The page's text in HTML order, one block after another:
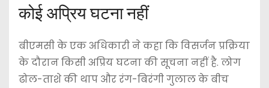
कोई अप्रिय घटना नहीं
बीएमसी के एक अधिकारी ने कहा कि विसर्जन प्रक्रिया
के दौरान किसी अप्रिय घटना की सूचना नहीं है. लोग
ढोल-ताशे की थाप और रंग-बिरंगी गुलाल के बीच